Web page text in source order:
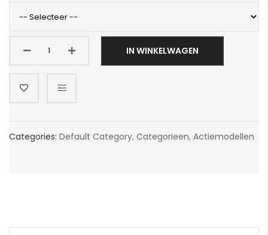
IN WINKELWAGEN
Categories: Default Category, Categorieen, Actiemodellen